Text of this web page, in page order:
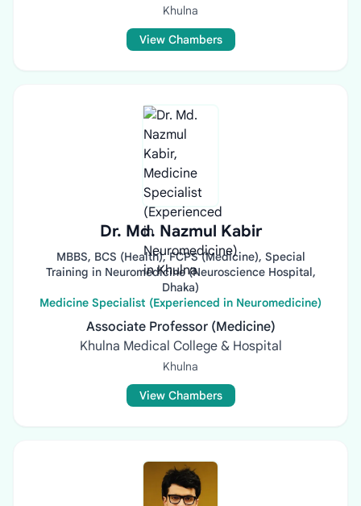
Khulna
View Chambers
Dr. Md. Nazmul Kabir
MBBS, BCS (Health), FCPS (Medicine), Special
Training in Neuromedicine (Neuroscience Hospital,
Dhaka)
Medicine Specialist (Experienced in Neuromedicine)
Associate Professor (Medicine)
Khulna Medical College & Hospital
Khulna
View Chambers